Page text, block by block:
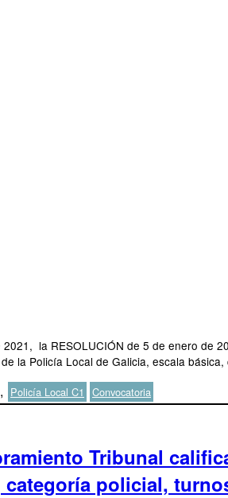
la RESOLUCIÓN de 5 de enero de
la Policía Local de Galicia, escala
, Policía Local C1 Etiquetas
Convocatoria
Tribunal
policial,